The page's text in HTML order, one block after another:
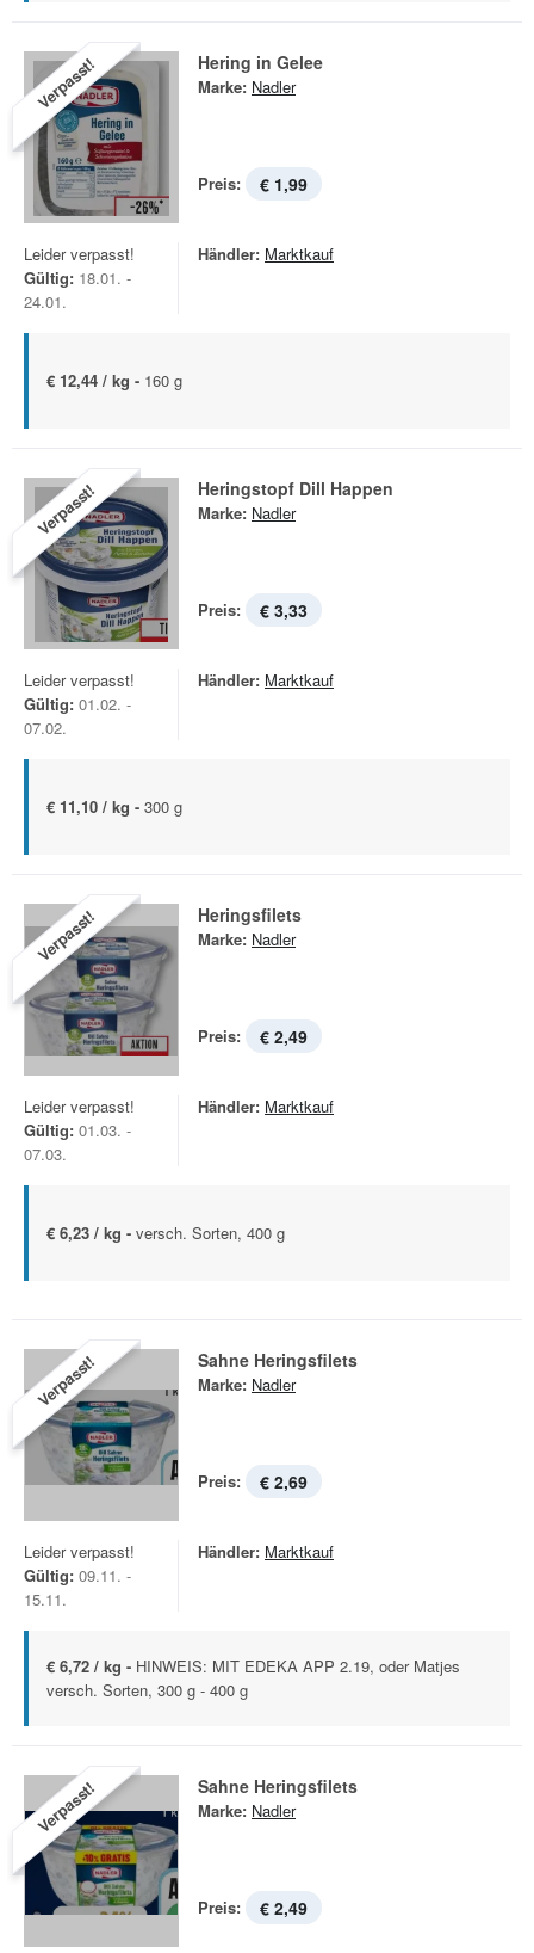
Verpasst! Hering in Gelee
Marke: Nadler
Preis: € 1,99
Leider verpasst!
Gültig: 18.01. -
24.01.
Händler: Marktkauf
€ 12,44 / kg - 160 g
Verpasst! Heringstopf Dill Happen
Marke: Nadler
Preis: € 3,33
Leider verpasst!
Gültig: 01.02. -
07.02.
Händler: Marktkauf
€ 11,10 / kg - 300 g
Verpasst! Heringsfilets
Marke: Nadler
Preis: € 2,49
Leider verpasst!
Gültig: 01.03. -
07.03.
Händler: Marktkauf
€ 6,23 / kg - versch. Sorten, 400 g
Verpasst! Sahne Heringsfilets
Marke: Nadler
Preis: € 2,69
Leider verpasst!
Gültig: 09.11. -
15.11.
Händler: Marktkauf
€ 6,72 / kg - HINWEIS: MIT EDEKA APP 2.19, oder Matjes
versch. Sorten, 300 g - 400 g
Verpasst! Sahne Heringsfilets
Marke: Nadler
Preis: € 2,49